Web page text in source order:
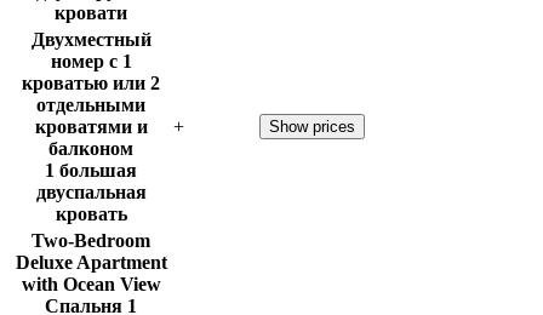
кровати
Двухместный
номер с 1
кроватью или 2
отдельными
кроватями и
балконом
1 большая
двуспальная
кровать
+ Show prices
Two-Bedroom
Deluxe Apartment
with Ocean View
Спальня 1